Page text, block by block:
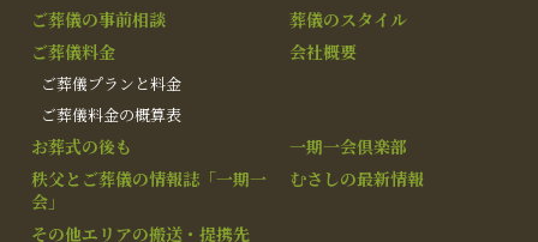
ご葬儀の事前相談
葬儀のスタイル
ご葬儀料金
ご葬儀プランと料金
ご葬儀料金の概算表
会社概要
お葬式の後も
一期一会倶楽部
秩父とご葬儀の情報誌「一期一
会」
むさしの最新情報
その他エリアの搬送・提携先